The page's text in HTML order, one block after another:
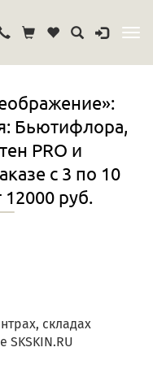
Бьютифлора,
PRO и
с 3 по 10
руб.
складах